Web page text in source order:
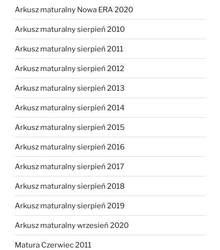
Arkusz maturalny Nowa ERA 2020
Arkusz maturalny sierpień 2010
Arkusz maturalny sierpień 2011
Arkusz maturalny sierpień 2012
Arkusz maturalny sierpień 2013
Arkusz maturalny sierpień 2014
Arkusz maturalny sierpień 2015
Arkusz maturalny sierpień 2016
Arkusz maturalny sierpień 2017
Arkusz maturalny sierpień 2018
Arkusz maturalny sierpień 2019
Arkusz maturalny wrzesień 2020
Matura Czerwiec 2011